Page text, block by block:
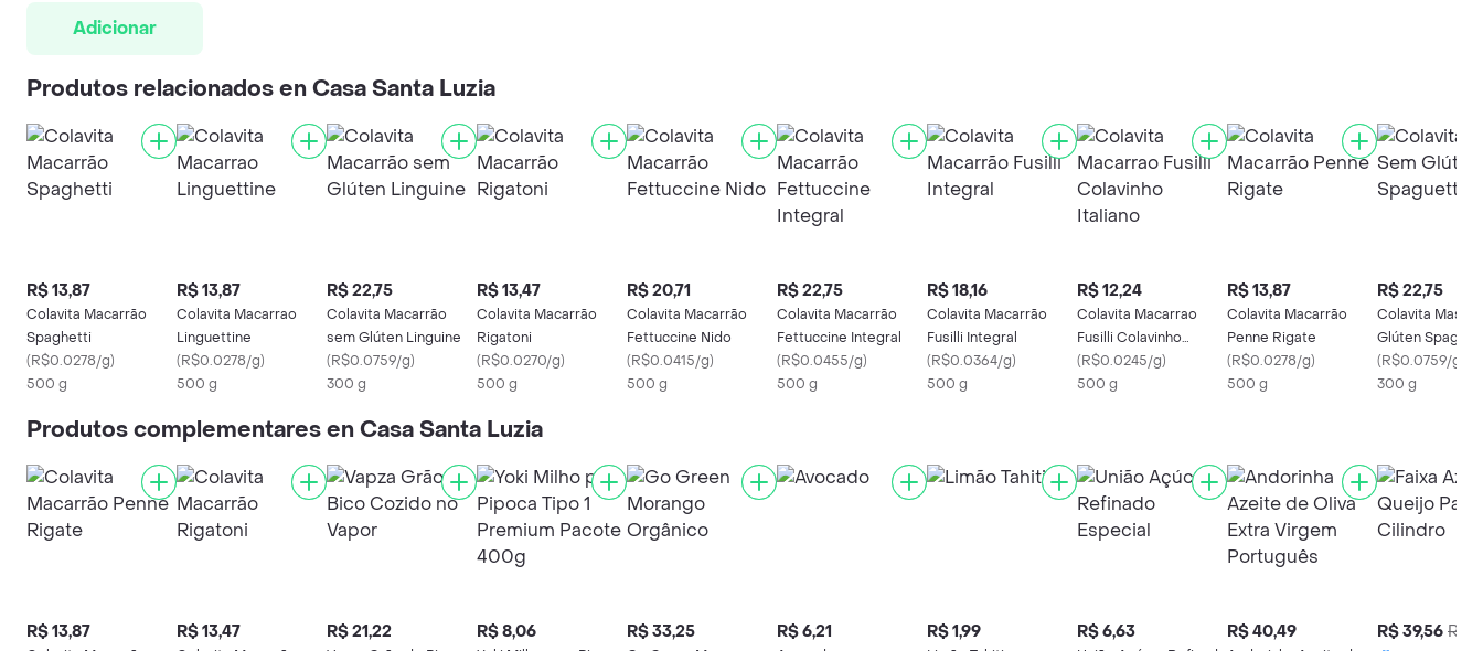
Adicionar
Produtos relacionados en Casa Santa Luzia
R$ 13,87
Colavita Macarrão
Spaghetti
(R$0.0278/g)
500 g
R$ 13,87
Colavita Macarrao
Linguettine
(R$0.0278/g)
500 g
R$ 22,75
Colavita Macarrão
sem Glúten Linguine
(R$0.0759/g)
300 g
R$ 13,47
Colavita Macarrão
Rigatoni
(R$0.0270/g)
500 g
R$ 20,71
Colavita Macarrão
Fettuccine Nido
(R$0.0415/g)
500 g
R$ 22,75
Colavita Macarrão
Fettuccine Integral
(R$0.0455/g)
500 g
R$ 18,16
Colavita Macarrão
Fusilli Integral
(R$0.0364/g)
500 g
R$ 12,24
Colavita Macarrao
Fusilli Colavinho
Italiano
(R$0.0245/g)
500 g
R$ 13,87
Colavita Macarrão
Penne Rigate
(R$0.0278/g)
500 g
R$ 22,75
Colavita Massa
Glúten
(R$0.0759/g
300 g
Produtos complementares en Casa Santa Luzia
R$ 13,87 R$ 13,47 R$ 21,22 R$ 8,06 R$ 33,25 R$ 6,21 R$ 1,99 R$ 6,63 R$ 40,49 R$ 39,56 R$